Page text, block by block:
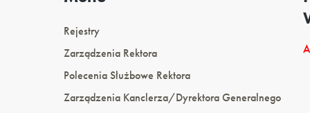
Rejestry
Zarządzenia Rektora
Polecenia Służbowe Rektora
Zarządzenia Kanclerza/Dyrektora Generalnego